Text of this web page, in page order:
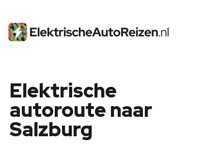
Elektrische
autoroute naar
Salzburg